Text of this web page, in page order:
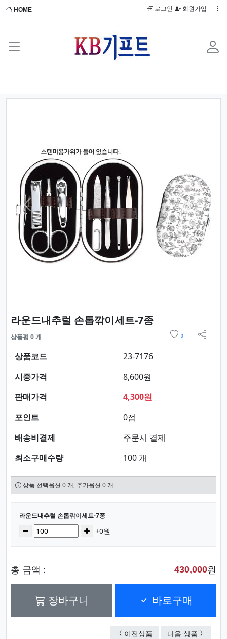
HOME 로그인 회원가입
Previous Next
라운드내추럴 손톱깎이세트-7종요약정보 및 구
상품평 0 개 0
sns 공
상품코드
23-7176
시중가격
8,600원
판매가격
4,300원
포인트
0점
배송비결제
주문시 결제
최소구매수량
100 개
상품 선택옵션 0 개, 추가옵션 0 개
선택된 옵션
라운드내추럴 손톱깎이세트-7종
수량감소 증가+0원
총 금액 : 430,000원
장바구니 바로구매
이전상품 내추럴 손톱깎이세트(
다음 상품 내추럴